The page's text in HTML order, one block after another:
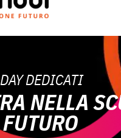
DEDICATI
NELLA